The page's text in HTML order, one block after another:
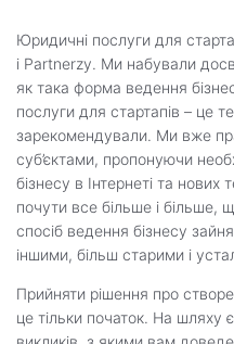
Юридичні послуги для
i Partnerzy. Ми набували
як така форма ведення
послуги для стартапів – це
зарекомендували. Ми вже
суб’єктами, пропонуючи
бізнесу в Інтернеті та
почути все більше і більше,
спосіб ведення бізнесу
іншими, більш старими і
Прийняти рішення про
це тільки початок. На шляху